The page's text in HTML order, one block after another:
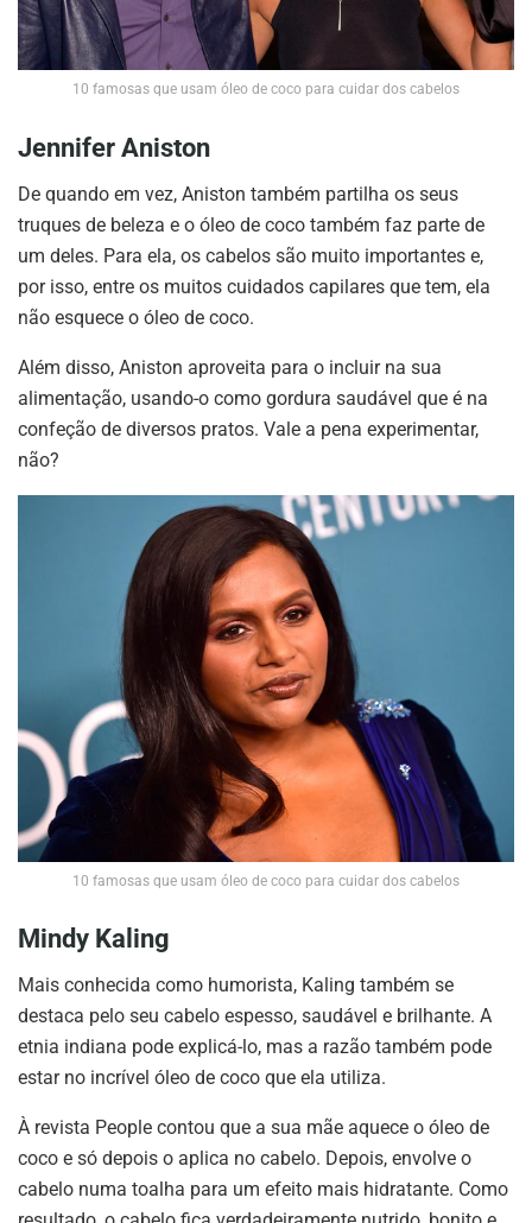
10 famosas que usam óleo de coco para cuidar dos cabelos
Jennifer Aniston
De quando em vez, Aniston também partilha os seus
truques de beleza e o óleo de coco também faz parte de
um deles. Para ela, os cabelos são muito importantes e,
por isso, entre os muitos cuidados capilares que tem, ela
não esquece o óleo de coco.
Além disso, Aniston aproveita para o incluir na sua
alimentação, usando-o como gordura saudável que é na
confeção de diversos pratos. Vale a pena experimentar,
não?
10 famosas que usam óleo de coco para cuidar dos cabelos
Mindy Kaling
Mais conhecida como humorista, Kaling também se
destaca pelo seu cabelo espesso, saudável e brilhante. A
etnia indiana pode explicá-lo, mas a razão também pode
estar no incrível óleo de coco que ela utiliza.
À revista People contou que a sua mãe aquece o óleo de
coco e só depois o aplica no cabelo. Depois, envolve o
cabelo numa toalha para um efeito mais hidratante. Como